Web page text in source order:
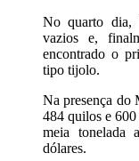
No quarto dia,
vazios e,
encontrado o
tipo tijolo.
Na presença do
484 quilos e 600
meia tonelada
dólares.